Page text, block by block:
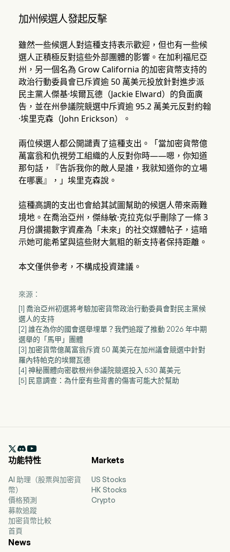
加州候選人發起反擊
雖然一些候選人對這種支持表示歡迎，但也有一些候
選人正積極反對這些外部團體的影響。在加利福尼亞
州，另一個名為 Grow California 的加密貨幣支持的
政治行動委員會已斥資逾 50 萬美元投放針對進步派
民主黨人傑基·埃爾瓦德（Jackie Elward）的負面廣
告，並在州參議院競選中斥資逾 95.2 萬美元反對約翰
·埃里克森（John Erickson）。
兩位候選人都公開譴責了這種支出。「當加密貨幣億
萬富翁和仇視勞工組織的人反對你時——嗯，你知道
那句話，『告訴我你的敵人是誰，我就知道你的立場
在哪裏』，」埃里克森說。
這種高調的支出也會給其試圖幫助的候選人帶來兩難
境地。在喬治亞州，傑絲敏·克拉克似乎刪除了一條 3
月份讚揚數字資產為「未來」的社交媒體帖子，這暗
示她可能希望與這些財大氣粗的新支持者保持距離。
本文僅供參考，不構成投資建議。
來源：
[1] 喬治亞州初選將考驗加密貨幣政治行動委員會對民主黨候
選人的支持
[2] 誰在為你的國會選舉埋單？我們追蹤了推動 2026 年中期
選舉的「馬甲」團體
[3] 加密貨幣億萬富翁斥資 50 萬美元在加州議會競選中針對
羅內特帕克的埃爾瓦德
[4] 神秘團體向密歇根州參議院競選投入 530 萬美元
[5] 民意調查：為什麼有些背書的傷害可能大於幫助

功能特性
AI 助理（股票與加密貨
幣）
價格預測
募款追蹤
加密貨幣比較
首頁
Markets
US Stocks
HK Stocks
Crypto
News